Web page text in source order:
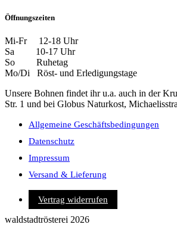
Öffnungszeiten
Mi-Fr 12-18 Uhr
Sa 10-17 Uhr
So Ruhetag
Mo/Di Röst- und Erledigungstage
Unsere Bohnen findet ihr u.a. auch in der
Str. 1 und bei Globus Naturkost,
Allgemeine Geschäftsbedingungen
Datenschutz
Impressum
Versand & Lieferung
Vertrag widerrufen
waldstadtrösterei 2026